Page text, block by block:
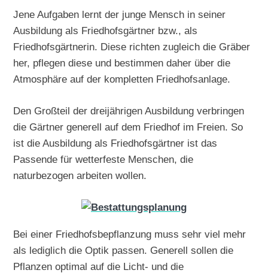
Jene Aufgaben lernt der junge Mensch in seiner
Ausbildung als Friedhofsgärtner bzw., als
Friedhofsgärtnerin. Diese richten zugleich die Gräber
her, pflegen diese und bestimmen daher über die
Atmosphäre auf der kompletten Friedhofsanlage.
Den Großteil der dreijährigen Ausbildung verbringen
die Gärtner generell auf dem Friedhof im Freien. So
ist die Ausbildung als Friedhofsgärtner ist das
Passende für wetterfeste Menschen, die
naturbezogen arbeiten wollen.
Bei einer Friedhofsbepflanzung muss sehr viel mehr
als lediglich die Optik passen. Generell sollen die
Pflanzen optimal auf die Licht- und die